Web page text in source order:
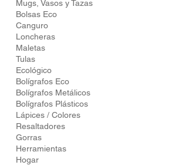
Mugs, Vasos y Tazas
Bolsas Eco
Canguro
Loncheras
Maletas
Tulas
Ecológico
Bolígrafos Eco
Bolígrafos Metálicos
Bolígrafos Plásticos
Lápices / Colores
Resaltadores
Gorras
Herramientas
Hogar